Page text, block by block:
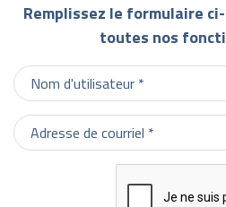
Remplissez le formulaire
toutes nos